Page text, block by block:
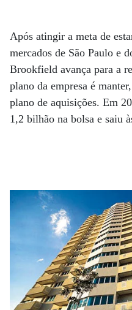
Após atingir a meta de
mercados de São Paulo e
Brookfield avança para a
plano da empresa é
plano de aquisições. Em
1,2 bilhão na bolsa e saiu